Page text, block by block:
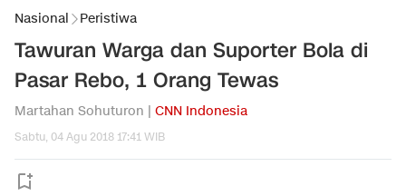
Nasional Peristiwa
Tawuran Warga dan Suporter Bola di
Pasar Rebo, 1 Orang Tewas
Martahan Sohuturon | CNN Indonesia
Sabtu, 04 Agu 2018 17:41 WIB